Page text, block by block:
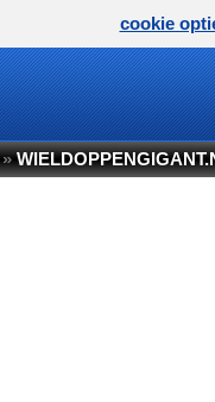
»
cookie